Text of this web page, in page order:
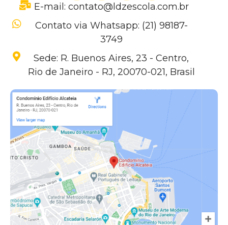
E-mail: contato@ldzescola.com.br
Contato via Whatsapp: (21) 98187-
3749
Sede: R. Buenos Aires, 23 - Centro,
Rio de Janeiro - RJ, 20070-021, Brasil